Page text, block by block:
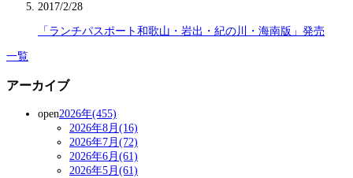
2017/2/28
「ランチパスポート和歌山・岩出・紀の川・海南版」発売
一覧
アーカイブ
open2026年(455)
2026年8月(16)
2026年7月(72)
2026年6月(61)
2026年5月(61)